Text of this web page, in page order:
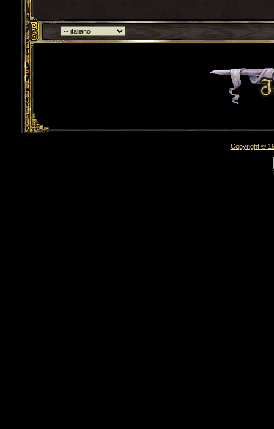
Torna indietro
Copyright ©